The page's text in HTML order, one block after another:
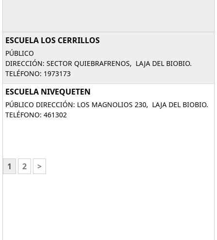
ESCUELA LOS CERRILLOS
PÚBLICO
DIRECCIÓN: SECTOR QUIEBRAFRENOS, LAJA DEL BIOBIO.
TELÉFONO: 1973173
ESCUELA NIVEQUETEN
PÚBLICO DIRECCIÓN: LOS MAGNOLIOS 230, LAJA DEL BIOBIO.
TELÉFONO: 461302
1 2 >